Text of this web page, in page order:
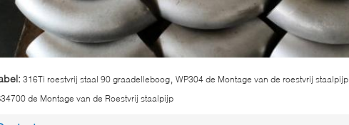
316Ti roestvrij staal 90 graadelleboog WP304 de Montage van de roestvrij staalpijp
de Montage van de Roestvrij staalpijp